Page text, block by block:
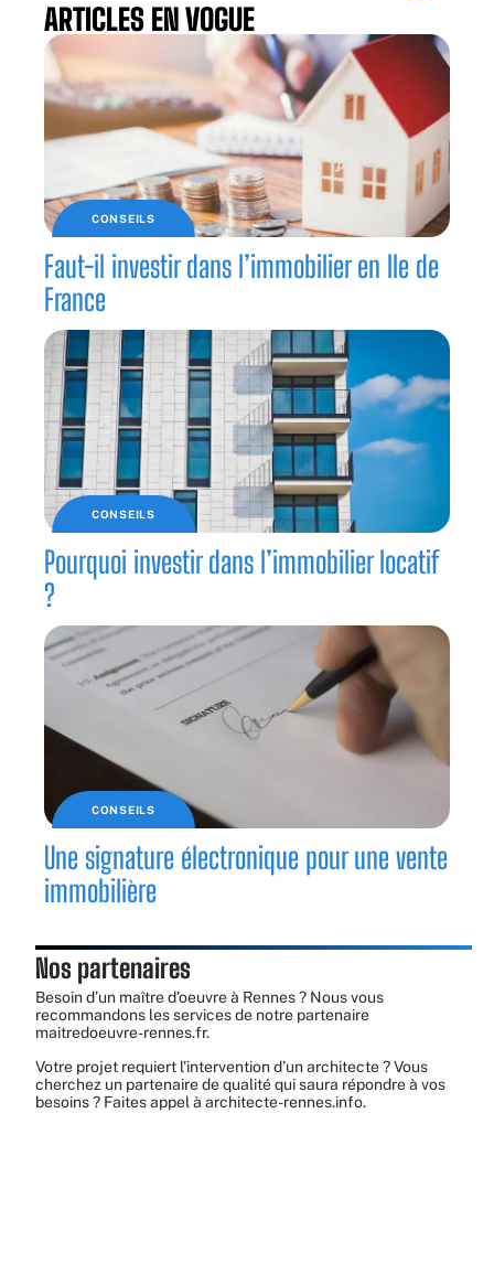
ARTICLES EN VOGUE
CONSEILS
Faut-il investir dans l’immobilier en Ile de
France
CONSEILS
Pourquoi investir dans l’immobilier locatif
?
CONSEILS
Une signature électronique pour une vente
immobilière
Nos partenaires
Besoin d’un maître d’oeuvre à Rennes ? Nous vous
recommandons les services de notre partenaire
maitredoeuvre-rennes.fr.
Votre projet requiert l’intervention d’un architecte ? Vous
cherchez un partenaire de qualité qui saura répondre à vos
besoins ? Faites appel à architecte-rennes.info.